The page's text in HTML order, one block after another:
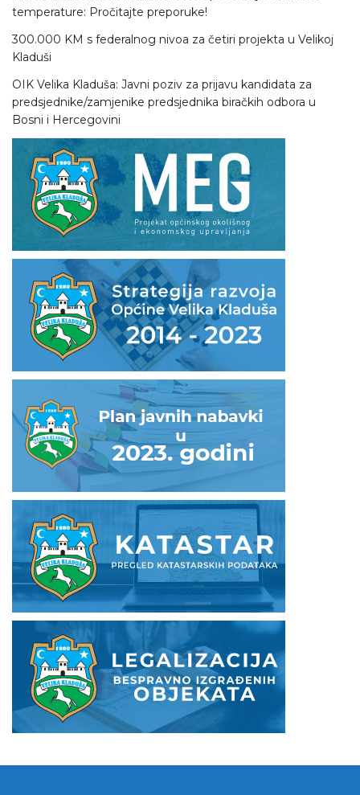
temperature: Pročitajte preporuke!
300.000 KM s federalnog nivoa za četiri projekta u Velikoj
Kladuši
OIK Velika Kladuša: Javni poziv za prijavu kandidata za
predsjednike/zamjenike predsjednika biračkih odbora u
Bosni i Hercegovini